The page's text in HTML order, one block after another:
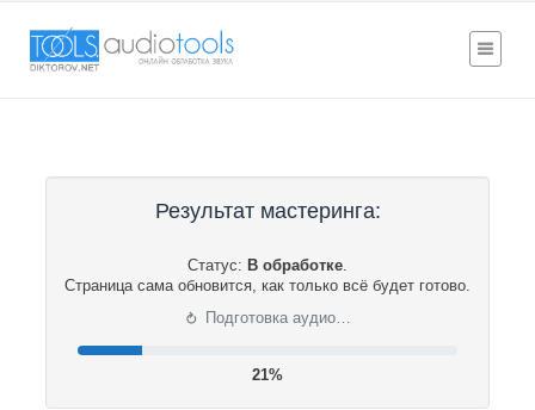
Результат мастеринга:
Статус: В обработке.
Страница сама обновится, как только всё будет готово.
⟳ Подготовка аудио…
21%